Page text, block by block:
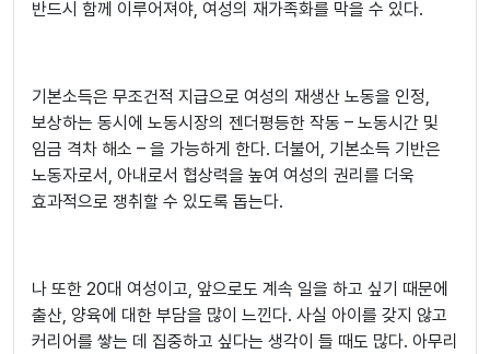
반드시 함께 이루어져야, 여성의 재가족화를 막을 수 있다.
기본소득은 무조건적 지급으로 여성의 재생산 노동을 인정,
보상하는 동시에 노동시장의 젠더평등한 작동 – 노동시간 및
임금 격차 해소 – 을 가능하게 한다. 더불어, 기본소득 기반은
노동자로서, 아내로서 협상력을 높여 여성의 권리를 더욱
효과적으로 쟁취할 수 있도록 돕는다.
나 또한 20대 여성이고, 앞으로도 계속 일을 하고 싶기 때문에
출산, 양육에 대한 부담을 많이 느낀다. 사실 아이를 갖지 않고
커리어를 쌓는 데 집중하고 싶다는 생각이 들 때도 많다. 아무리